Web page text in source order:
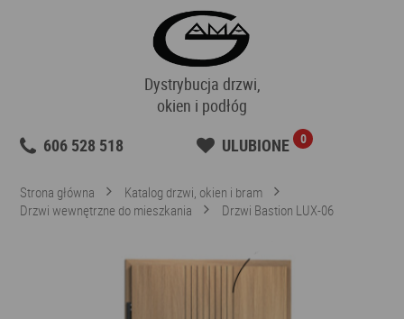
Dystrybucja drzwi,
okien i podłóg
606 528 518
ULUBIONE 0
Strona główna
Katalog drzwi, okien i bram
Drzwi wewnętrzne do mieszkania
Drzwi Bastion LUX-06